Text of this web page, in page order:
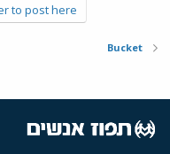
to post here.
Bucket